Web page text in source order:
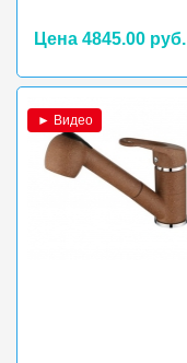
Цена 4845.00 руб.
► Видео